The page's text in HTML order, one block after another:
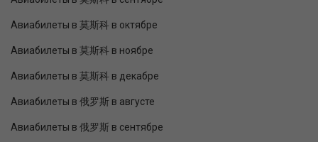
Авиабилеты в 莫斯科 в октябре
Авиабилеты в 莫斯科 в ноябре
Авиабилеты в 莫斯科 в декабре
Авиабилеты в 俄罗斯 в августе
Авиабилеты в 俄罗斯 в сентябре